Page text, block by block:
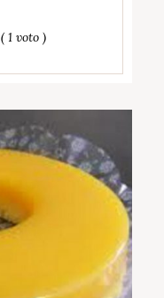
( 1 voto )